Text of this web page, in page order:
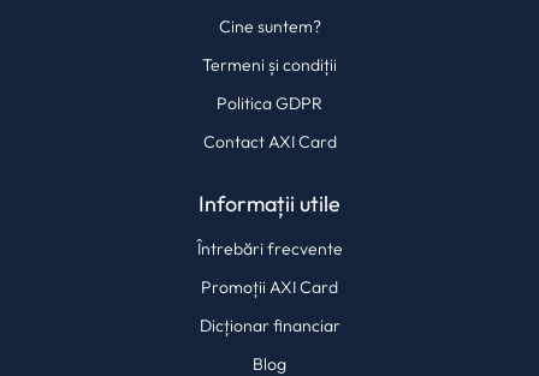
Cine suntem?
Termeni și condiții
Politica GDPR
Contact AXI Card
Informații utile
Întrebări frecvente
Promoții AXI Card
Dicționar financiar
Blog